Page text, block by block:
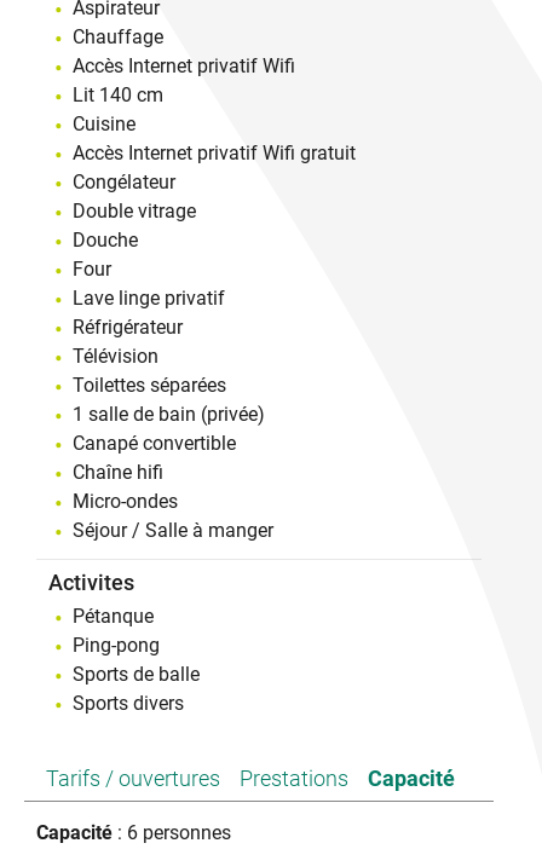
Aspirateur
Chauffage
Accès Internet privatif Wifi
Lit 140 cm
Cuisine
Accès Internet privatif Wifi gratuit
Congélateur
Double vitrage
Douche
Four
Lave linge privatif
Réfrigérateur
Télévision
Toilettes séparées
1 salle de bain (privée)
Canapé convertible
Chaîne hifi
Micro-ondes
Séjour / Salle à manger
Activites
Pétanque
Ping-pong
Sports de balle
Sports divers
Tarifs / ouvertures Prestations Capacité
Capacité : 6 personnes